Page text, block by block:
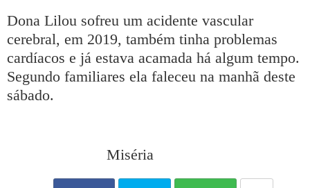
Dona Lilou sofreu um acidente vascular
cerebral, em 2019, também tinha problemas
cardíacos e já estava acamada há algum tempo.
Segundo familiares ela faleceu na manhã deste
sábado.
Miséria